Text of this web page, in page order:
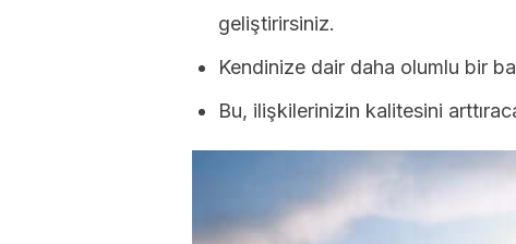
geliştirirsiniz.
Kendinize dair daha olumlu bir
Bu, ilişkilerinizin kalitesini